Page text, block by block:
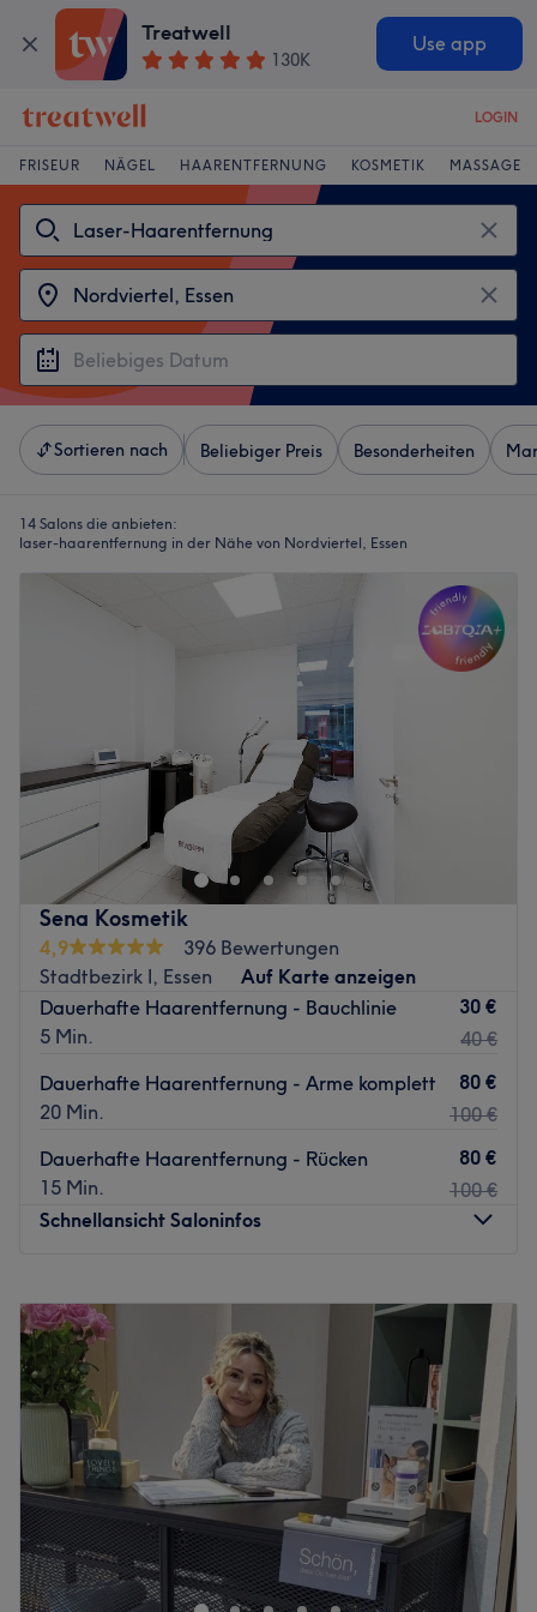
Treatwell
130K
Use app
LOGIN
FRISEUR NÄGEL HAARENTFERNUNG KOSMETIK MASSAGE
Sortieren nach Beliebiger Preis Besonderheiten
14 Salons die anbieten:
laser-haarentfernung in der Nähe von Nordviertel, Essen
Sena Kosmetik
4,9
396 Bewertungen
Stadtbezirk I, Essen
Auf Karte anzeigen
Dauerhafte Haarentfernung - Bauchlinie
5 Min.
30 €
40 €
Dauerhafte Haarentfernung - Arme komplett
20 Min.
80 €
100 €
Dauerhafte Haarentfernung - Rücken
15 Min.
80 €
100 €
Schnellansicht Saloninfos
Dienstag
10:30– 18:00
Mittwoch
10:30
18:00
Donnerstag
10:30
18:00
Freitag
10:30–18:00
Samstag
10:30
15:00
Sonntag
Geschlossen
Um einen müden und matten Teint zum Strahlen zu
bringen, solltest du dem Beautysalon Sena Kosmetik in
der Lindenallee 79 einen Besuch abstatten. Mit seiner
zentralen Lage ist dieser tolle Salon in der Essener